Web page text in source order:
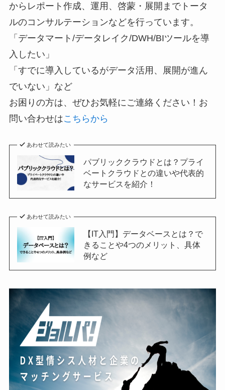
からレポート作成、運用、啓蒙・展開までトータ
ルのコンサルテーションなどを行っています。
「データマート/データレイク/DWH/BIツールを導
入したい」
「すでに導入しているがデータ活用、展開が進ん
でいない」など
お困りの方は、ぜひお気軽にご連絡ください！お
問い合わせはこちらから
あわせて読みたい
パブリッククラウドとは？プライ
ベートクラウドとの違いや代表的
なサービスを紹介！
あわせて読みたい
【IT入門】データベースとは？で
きることや4つのメリット、具体
例など